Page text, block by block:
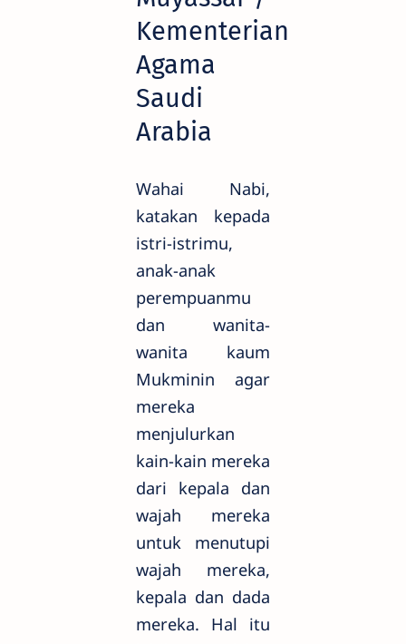
Kementerian
Agama
Saudi
Arabia
Wahai Nabi,
katakan kepada
istri-istrimu,
anak-anak
perempuanmu
dan wanita-
wanita kaum
Mukminin agar
mereka
menjulurkan
kain-kain mereka
dari kepala dan
wajah mereka
untuk menutupi
wajah mereka,
kepala dan dada
mereka. Hal itu